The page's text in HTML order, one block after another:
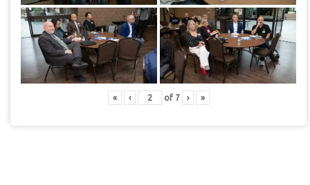
« ‹ of 7 › »